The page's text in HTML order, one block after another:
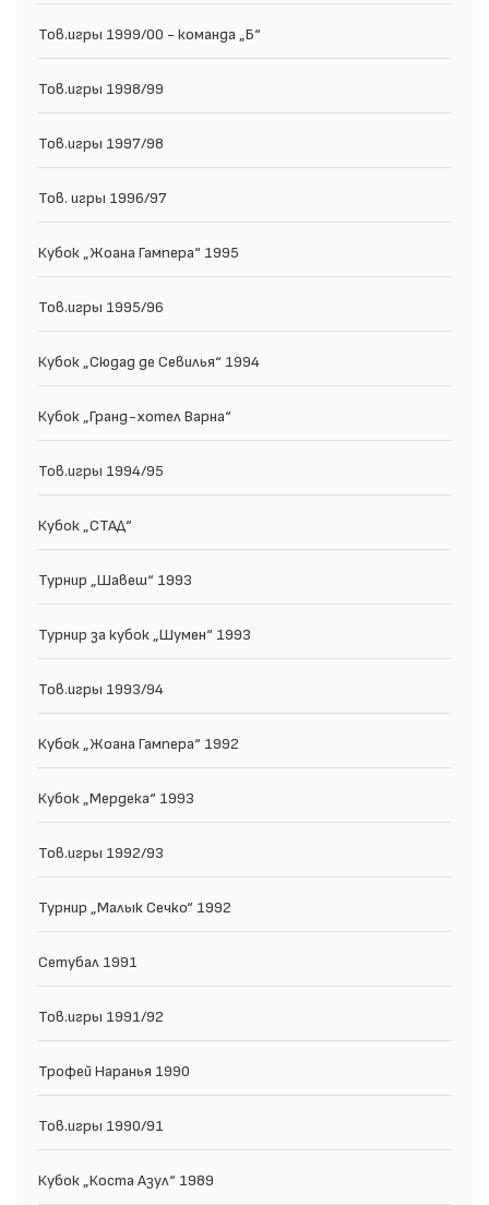
Тов.игры 1999/00 - команда „Б“
Тов.игры 1998/99
Тов.игры 1997/98
Тов. игры 1996/97
Кубок „Жоана Гампера“ 1995
Тов.игры 1995/96
Кубок „Сюдад де Севилья“ 1994
Кубок „Гранд-хотел Варна“
Тов.игры 1994/95
Кубок „СТАД“
Турнир „Шавеш“ 1993
Турнир за кубок „Шумен“ 1993
Тов.игры 1993/94
Кубок „Жоана Гампера“ 1992
Кубок „Мердека“ 1993
Тов.игры 1992/93
Турнир „Малык Сечко“ 1992
Сетубал 1991
Тов.игры 1991/92
Трофей Наранья 1990
Тов.игры 1990/91
Кубок „Коста Азул“ 1989